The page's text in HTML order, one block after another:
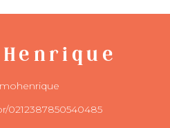
0212387850540485